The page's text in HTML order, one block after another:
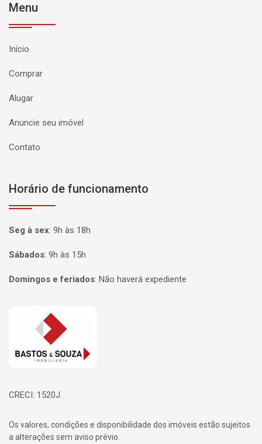
Menu
Início
Comprar
Alugar
Anuncie seu imóvel
Contato
Horário de funcionamento
Seg à sex: 9h às 18h
Sábados: 9h às 15h
Domingos e feriados: Não haverá expediente
Página inicial
CRECI: 1520J
Os valores, condições e disponibilidade dos imóveis estão sujeitos
a alterações sem aviso prévio.